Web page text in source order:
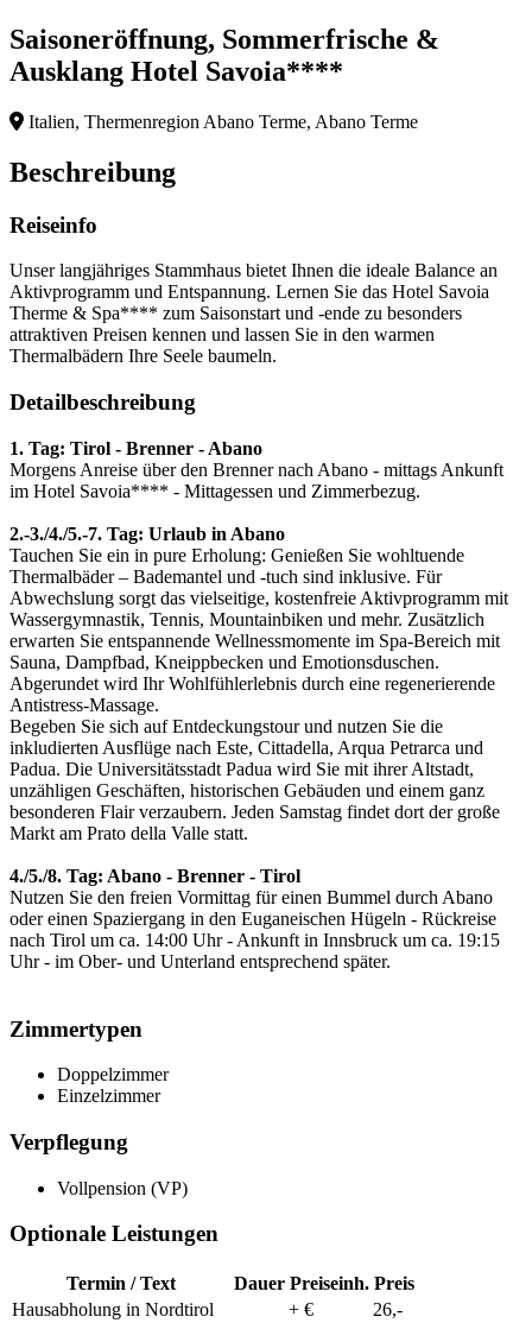
Saisoneröffnung, Sommerfrische &
Ausklang Hotel Savoia****
Italien, Thermenregion Abano Terme, Abano Terme
Beschreibung
Reiseinfo
Unser langjähriges Stammhaus bietet Ihnen die ideale Balance an
Aktivprogramm und Entspannung. Lernen Sie das Hotel Savoia
Therme & Spa**** zum Saisonstart und -ende zu besonders
attraktiven Preisen kennen und lassen Sie in den warmen
Thermalbädern Ihre Seele baumeln.
Detailbeschreibung
1. Tag: Tirol - Brenner - Abano
Morgens Anreise über den Brenner nach Abano - mittags Ankunft
im Hotel Savoia**** - Mittagessen und Zimmerbezug.
2.-3./4./5.-7. Tag: Urlaub in Abano
Tauchen Sie ein in pure Erholung: Genießen Sie wohltuende
Thermalbäder – Bademantel und -tuch sind inklusive. Für
Abwechslung sorgt das vielseitige, kostenfreie Aktivprogramm mit
Wassergymnastik, Tennis, Mountainbiken und mehr. Zusätzlich
erwarten Sie entspannende Wellnessmomente im Spa-Bereich mit
Sauna, Dampfbad, Kneippbecken und Emotionsduschen.
Abgerundet wird Ihr Wohlfühlerlebnis durch eine regenerierende
Antistress-Massage.
Begeben Sie sich auf Entdeckungstour und nutzen Sie die
inkludierten Ausflüge nach Este, Cittadella, Arqua Petrarca und
Padua. Die Universitätsstadt Padua wird Sie mit ihrer Altstadt,
unzähligen Geschäften, historischen Gebäuden und einem ganz
besonderen Flair verzaubern. Jeden Samstag findet dort der große
Markt am Prato della Valle statt.
4./5./8. Tag: Abano - Brenner - Tirol
Nutzen Sie den freien Vormittag für einen Bummel durch Abano
oder einen Spaziergang in den Euganeischen Hügeln - Rückreise
nach Tirol um ca. 14:00 Uhr - Ankunft in Innsbruck um ca. 19:15
Uhr - im Ober- und Unterland entsprechend später.
Zimmertypen
Doppelzimmer
Einzelzimmer
Verpflegung
Vollpension (VP)
Optionale Leistungen
Termin / Text Dauer Preiseinh. Preis
Hausabholung in Nordtirol
+ €
26,-